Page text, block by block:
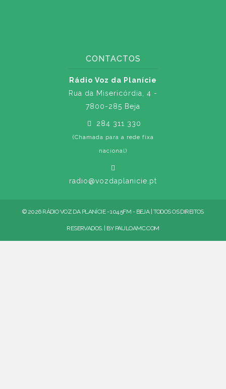
CONTACTOS
Rádio Voz da Planície
Rua da Misericórdia, 4 -
7800-285 Beja
284 311 330
(Chamada para a rede fixa
nacional)
radio@vozdaplanicie.pt
© 2026 RÁDIO VOZ DA PLANÍCIE - 104.5FM - BEJA | TODOS OS DIREITOS
RESERVADOS. | BY PAULOAMC.COM